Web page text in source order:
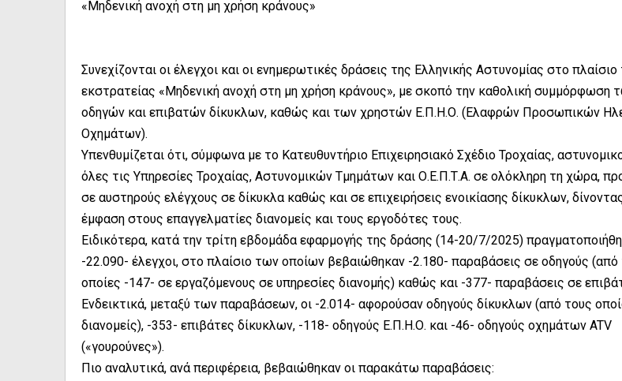
«Μηδενική ανοχή στη μη χρήση κράνους»
Συνεχίζονται οι έλεγχοι και οι ενημερωτικές δράσεις της Ελληνικής Αστυνομίας στο πλαίσιο
εκστρατείας «Μηδενική ανοχή στη μη χρήση κράνους», με σκοπό την καθολική συμμόρφωση
οδηγών και επιβατών δίκυκλων, καθώς και των χρηστών Ε.Π.Η.Ο. (Ελαφρών Προσωπικών
Οχημάτων).
Υπενθυμίζεται ότι, σύμφωνα με το Κατευθυντήριο Επιχειρησιακό Σχέδιο Τροχαίας,
όλες τις Υπηρεσίες Τροχαίας, Αστυνομικών Τμημάτων και Ο.Ε.Π.Τ.Α. σε ολόκληρη τη χώρα,
σε αυστηρούς ελέγχους σε δίκυκλα καθώς και σε επιχειρήσεις ενοικίασης δίκυκλων, δίνοντας
έμφαση στους επαγγελματίες διανομείς και τους εργοδότες τους.
Ειδικότερα, κατά την τρίτη εβδομάδα εφαρμογής της δράσης (14-20/7/2025)
-22.090- έλεγχοι, στο πλαίσιο των οποίων βεβαιώθηκαν -2.180- παραβάσεις σε οδηγούς (από
οποίες -147- σε εργαζόμενους σε υπηρεσίες διανομής) καθώς και -377- παραβάσεις σε
Ενδεικτικά, μεταξύ των παραβάσεων, οι -2.014- αφορούσαν οδηγούς δίκυκλων (από τους
διανομείς), -353- επιβάτες δίκυκλων, -118- οδηγούς Ε.Π.Η.Ο. και -46- οδηγούς οχημάτων ATV
(«γουρούνες»).
Πιο αναλυτικά, ανά περιφέρεια, βεβαιώθηκαν οι παρακάτω παραβάσεις: